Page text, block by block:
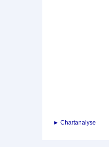
► Chartanalyse